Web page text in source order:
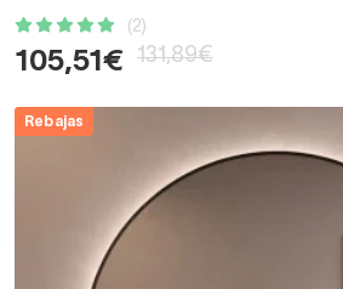
(2)
105,51€ 131,89€
Rebajas